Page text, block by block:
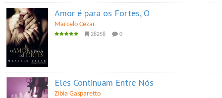
Amor é para os Fortes, O
Marcelo Cezar
28258 0
Eles Continuam Entre Nós
Zibia Gasparetto